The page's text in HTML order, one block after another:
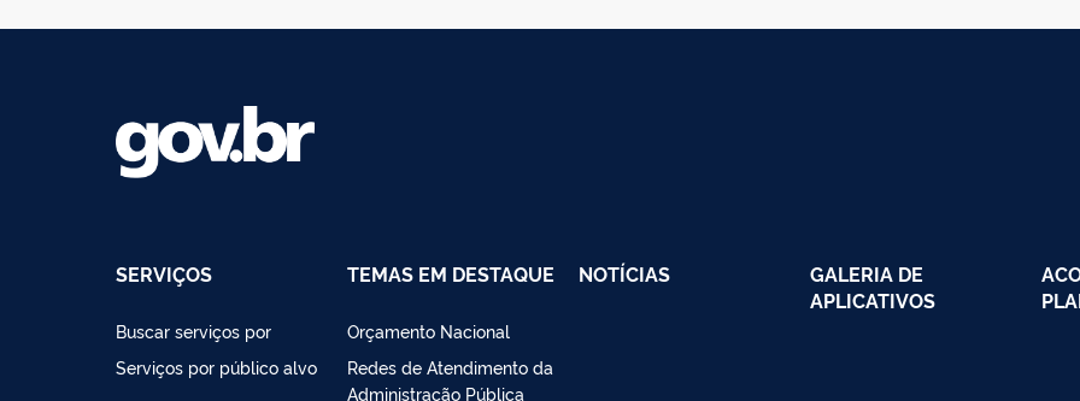
SERVIÇOS
Buscar serviços por
Serviços por público alvo
TEMAS EM DESTAQUE
Orçamento Nacional
Redes de Atendimento da
Administração Pública
NOTÍCIAS
GALERIA DE
APLICATIVOS